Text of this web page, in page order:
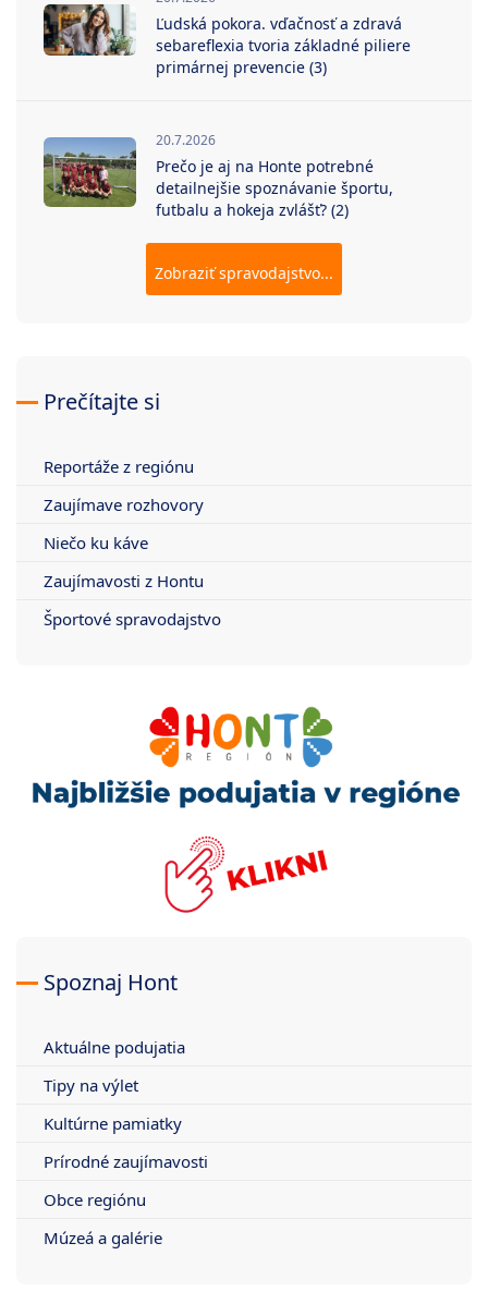
Ľudská pokora. vďačnosť a zdravá
sebareflexia tvoria základné piliere
primárnej prevencie (3)
20.7.2026
Prečo je aj na Honte potrebné
detailnejšie spoznávanie športu,
futbalu a hokeja zvlášť? (2)
Zobraziť spravodajstvo...
Prečítajte si
Reportáže z regiónu
Zaujímave rozhovory
Niečo ku káve
Zaujímavosti z Hontu
Športové spravodajstvo
Spoznaj Hont
Aktuálne podujatia
Tipy na výlet
Kultúrne pamiatky
Prírodné zaujímavosti
Obce regiónu
Múzeá a galérie